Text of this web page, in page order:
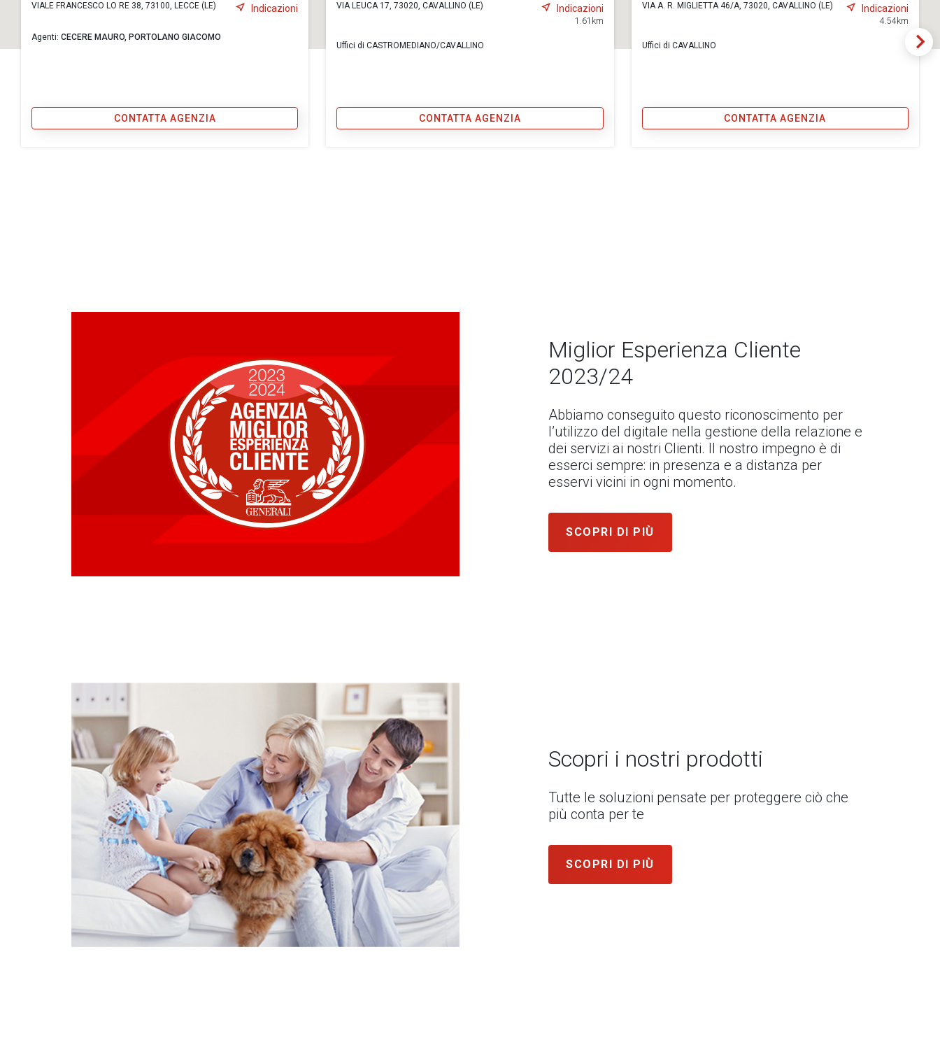
VIALE FRANCESCO LO RE 38, 73100, LECCE (LE) Indicazioni
Agenti: CECERE MAURO, PORTOLANO GIACOMO
CONTATTA AGENZIA
VIA LEUCA 17, 73020, CAVALLINO (LE) Indicazioni
1.61km
Uffici di CASTROMEDIANO/CAVALLINO
CONTATTA AGENZIA
VIA A. R. MIGLIETTA 46/A, 73020, CAVALLINO (LE) Indicazioni
4.54km
Uffici di CAVALLINO
CONTATTA AGENZIA
Miglior Esperienza Cliente
2023/24
Abbiamo conseguito questo riconoscimento per
l’utilizzo del digitale nella gestione della relazione e
dei servizi ai nostri Clienti. Il nostro impegno è di
esserci sempre: in presenza e a distanza per
esservi vicini in ogni momento.
SCOPRI DI PIÙ
Scopri i nostri prodotti
Tutte le soluzioni pensate per proteggere ciò che
più conta per te
SCOPRI DI PIÙ